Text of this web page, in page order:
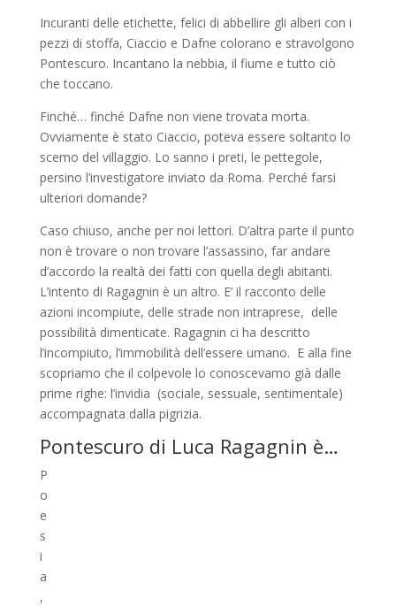
Incuranti delle etichette, felici di abbellire gli alberi con i
pezzi di stoffa, Ciaccio e Dafne colorano e stravolgono
Pontescuro. Incantano la nebbia, il fiume e tutto ciò
che toccano.
Finché… finché Dafne non viene trovata morta.
Ovviamente è stato Ciaccio, poteva essere soltanto lo
scemo del villaggio. Lo sanno i preti, le pettegole,
persino l’investigatore inviato da Roma. Perché farsi
ulteriori domande?
Caso chiuso, anche per noi lettori. D’altra parte il punto
non è trovare o non trovare l’assassino, far andare
d’accordo la realtà dei fatti con quella degli abitanti.
L’intento di Ragagnin è un altro. E’ il racconto delle
azioni incompiute, delle strade non intraprese, delle
possibilità dimenticate. Ragagnin ci ha descritto
l’incompiuto, l’immobilità dell’essere umano. E alla fine
scopriamo che il colpevole lo conoscevamo già dalle
prime righe: l’invidia (sociale, sessuale, sentimentale)
accompagnata dalla pigrizia.
Pontescuro di Luca Ragagnin è…
P
o
e
s
i
a
,